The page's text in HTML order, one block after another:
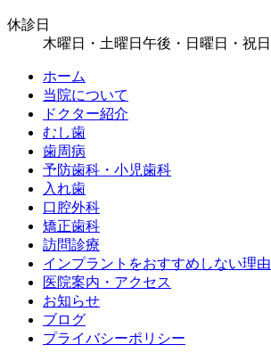
休診日
木曜日・土曜日午後・日曜日・祝日
ホーム
当院について
ドクター紹介
むし歯
歯周病
予防歯科・小児歯科
入れ歯
口腔外科
矯正歯科
訪問診療
インプラントをおすすめしない理由
医院案内・アクセス
お知らせ
ブログ
プライバシーポリシー